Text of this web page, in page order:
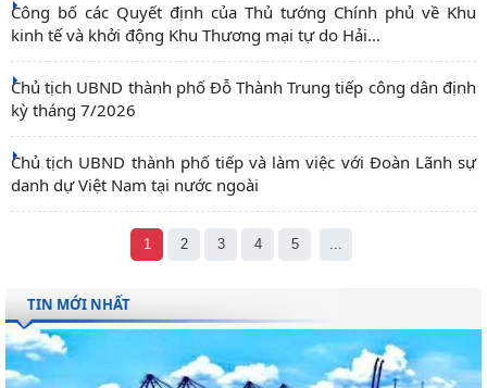
Công bố các Quyết định của Thủ tướng Chính phủ về Khu
kinh tế và khởi động Khu Thương mại tự do Hải...
Chủ tịch UBND thành phố Đỗ Thành Trung tiếp công dân định
kỳ tháng 7/2026
Chủ tịch UBND thành phố tiếp và làm việc với Đoàn Lãnh sự
danh dự Việt Nam tại nước ngoài
1 2 3 4 5 ...
TIN MỚI NHẤT